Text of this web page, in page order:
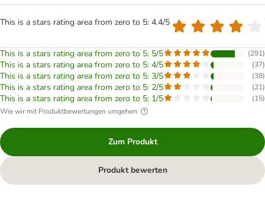
This is a stars rating area from zero to 5: 4.4/5
This is a stars rating area from zero to 5: 5/5 (291)
This is a stars rating area from zero to 5: 4/5 (37)
This is a stars rating area from zero to 5: 3/5 (38)
This is a stars rating area from zero to 5: 2/5 (21)
This is a stars rating area from zero to 5: 1/5 (15)
Wie wir mit Produktbewertungen umgehen
Zum Produkt
Produkt bewerten